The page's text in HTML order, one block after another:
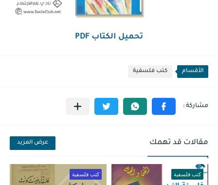
تحميل الكتاب PDF
الأقسام كتب فلسفية
مقالات قد تهمك عرض المزيد
كتب فلسفية كتب فلسفية